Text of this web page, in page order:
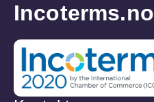
Incoterms.no